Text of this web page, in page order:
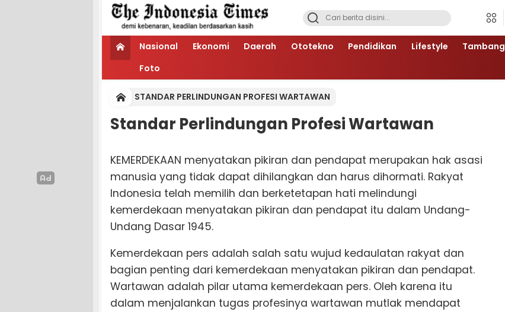
Nasional Ekonomi Daerah Ototekno Pendidikan Lifestyle Tambang
Foto
STANDAR PERLINDUNGAN PROFESI WARTAWAN
Standar Perlindungan Profesi Wartawan
KEMERDEKAAN menyatakan pikiran dan pendapat merupakan hak asasi
manusia yang tidak dapat dihilangkan dan harus dihormati. Rakyat
Indonesia telah memilih dan berketetapan hati melindungi
kemerdekaan menyatakan pikiran dan pendapat itu dalam Undang-
Undang Dasar 1945.
Kemerdekaan pers adalah salah satu wujud kedaulatan rakyat dan
bagian penting dari kemerdekaan menyatakan pikiran dan pendapat.
Wartawan adalah pilar utama kemerdekaan pers. Oleh karena itu
dalam menjalankan tugas profesinya wartawan mutlak mendapat